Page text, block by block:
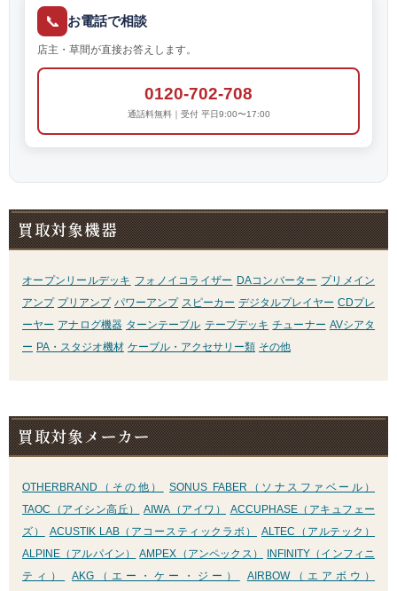
📞 お電話で相談
店主・草間が直接お答えします。
0120-702-708
通話料無料｜受付 平日9:00〜17:00
買取対象機器
オープンリールデッキ フォノイコライザー DAコンバーター プリメイン
アンプ プリアンプ パワーアンプ スピーカー デジタルプレイヤー CDプレ
ーヤー アナログ機器 ターンテーブル テープデッキ チューナー AVシアタ
ー PA・スタジオ機材 ケーブル・アクセサリー類 その他
買取対象メーカー
OTHERBRAND（その他）
SONUS FABER（ソナスファベール）
TAOC（アイシン高丘）
AIWA（アイワ）
ACCUPHASE（アキュフェー
ズ）
ACUSTIK LAB（アコースティックラボ）
ALTEC（アルテック）
ALPINE（アルパイン）
AMPEX（アンペックス）
INFINITY（インフィニ
ティ）
AKG（エー・ケー・ジー）
AIRBOW（エアボウ）